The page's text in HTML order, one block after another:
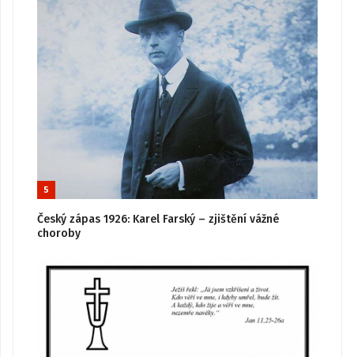
5
Český zápas 1926: Karel Farský – zjištění vážné
choroby